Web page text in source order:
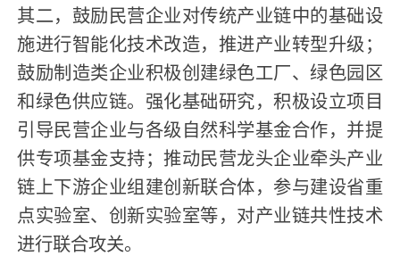
其二，鼓励民营企业对传统产业链中的基础设
施进行智能化技术改造，推进产业转型升级；
鼓励制造类企业积极创建绿色工厂、绿色园区
和绿色供应链。强化基础研究，积极设立项目
引导民营企业与各级自然科学基金合作，并提
供专项基金支持；推动民营龙头企业牵头产业
链上下游企业组建创新联合体，参与建设省重
点实验室、创新实验室等，对产业链共性技术
进行联合攻关。